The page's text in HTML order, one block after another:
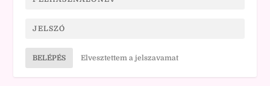
BELÉPÉS Elvesztettem a jelszavamat